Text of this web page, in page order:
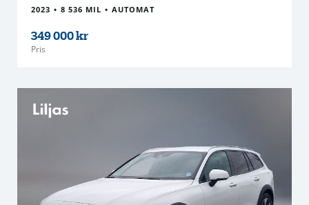
2023 8 536 MIL AUTOMAT
349 000 kr
Pris